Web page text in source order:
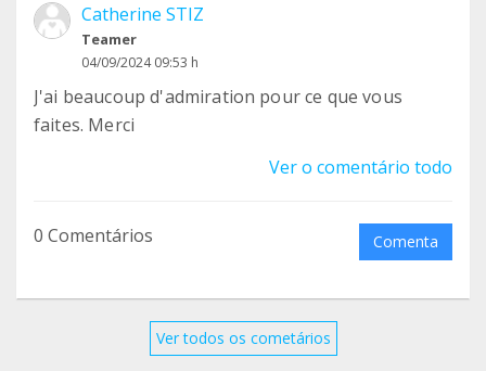
Catherine STIZ
Teamer
04/09/2024 09:53 h
J'ai beaucoup d'admiration pour ce que vous
faites. Merci
Ver o comentário todo
0 Comentários Comenta
Ver todos os cometários